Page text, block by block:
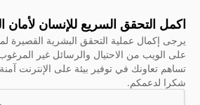
اكمل التحقق السريع للإنسان لأمان
يرجى إكمال عملية التحقق البشرية القصيرة
على الويب من الاحتيال والرسائل غير
تساهم تعاونك في توفير بيئة على الإنترنت
شكرا لدعمكم.